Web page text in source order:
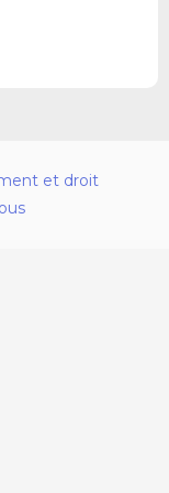
et droit